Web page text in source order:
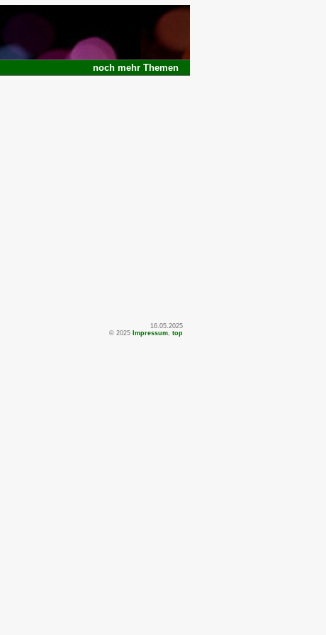
noch mehr Themen
16.05.2025
© 2025 Impressum, top